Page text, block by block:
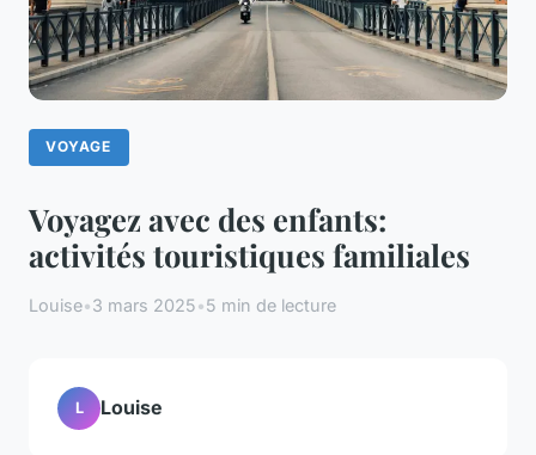
VOYAGE
Voyagez avec des enfants:
activités touristiques familiales
Louise•3 mars 2025•5 min de lecture
L Louise